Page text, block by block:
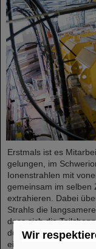
Erstmals ist es
gelungen, im
Ionenstrahlen mit
gemeinsam im selben
extrahieren. Dabei
Strahls die
dass sich die
durchdringen. Dieses
eindrucksvoll…
Wir